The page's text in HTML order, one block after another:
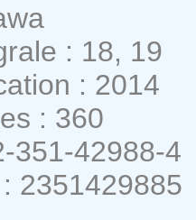
: 18, 19
: 2014
: 360
351-42988-4
2351429885